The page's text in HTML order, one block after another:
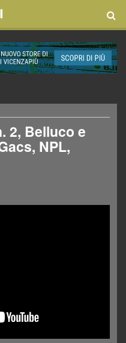
2, Belluco e
NPL,